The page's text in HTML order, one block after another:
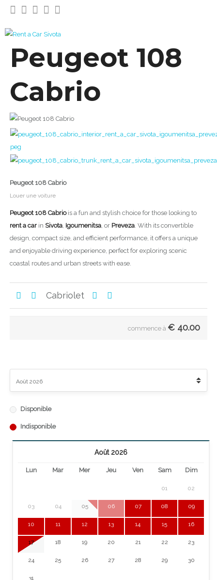
Peugeot 108
Cabrio
Peugeot 108 Cabrio
Louer une voiture
Peugeot 108 Cabriois a fun and stylish choice for those looking to
rent a car in Sivota, Igoumenitsa, or Preveza. With its convertible
design, compact size, and efficient performance, it offers a unique
and enjoyable driving experience, perfect for exploring scenic
coastal routes and urban streets with ease.
Cabriolet
commence à € 40.00
Disponible
Indisponible
Août 2026
Lun Mar Mer Jeu Ven Sam Dim
01 02
03 04 05 06 07 08 09
10 11 12 13 14 15 16
17 18 19 20 21 22 23
24 25 26 27 28 29 30
31